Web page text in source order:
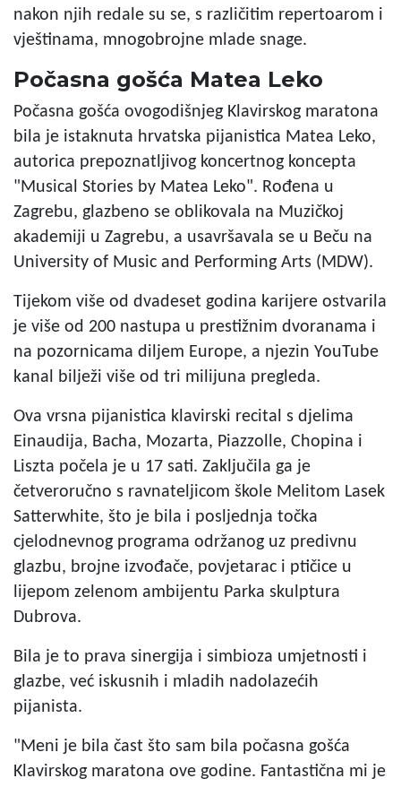
nakon njih redale su se, s različitim repertoarom i
vještinama, mnogobrojne mlade snage.
Počasna gošća Matea Leko
Počasna gošća ovogodišnjeg Klavirskog maratona
bila je istaknuta hrvatska pijanistica Matea Leko,
autorica prepoznatljivog koncertnog koncepta
"Musical Stories by Matea Leko". Rođena u
Zagrebu, glazbeno se oblikovala na Muzičkoj
akademiji u Zagrebu, a usavršavala se u Beču na
University of Music and Performing Arts (MDW).
Tijekom više od dvadeset godina karijere ostvarila
je više od 200 nastupa u prestižnim dvoranama i
na pozornicama diljem Europe, a njezin YouTube
kanal bilježi više od tri milijuna pregleda.
Ova vrsna pijanistica klavirski recital s djelima
Einaudija, Bacha, Mozarta, Piazzolle, Chopina i
Liszta počela je u 17 sati. Zaključila ga je
četveroručno s ravnateljicom škole Melitom Lasek
Satterwhite, što je bila i posljednja točka
cjelodnevnog programa održanog uz predivnu
glazbu, brojne izvođače, povjetarac i ptičice u
lijepom zelenom ambijentu Parka skulptura
Dubrova.
Bila je to prava sinergija i simbioza umjetnosti i
glazbe, već iskusnih i mladih nadolazećih
pijanista.
"Meni je bila čast što sam bila počasna gošća
Klavirskog maratona ove godine. Fantastična mi je